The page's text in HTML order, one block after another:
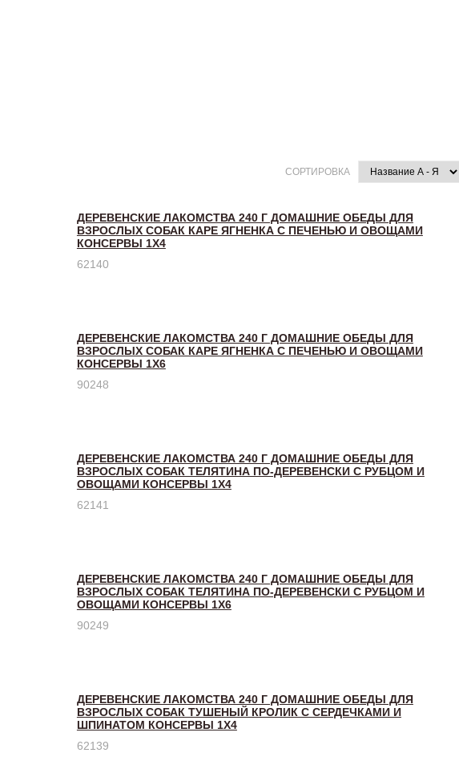
СОРТИРОВКА
ДЕРЕВЕНСКИЕ ЛАКОМСТВА 240 Г ДОМАШНИЕ ОБЕДЫ ДЛЯ
ВЗРОСЛЫХ СОБАК КАРЕ ЯГНЕНКА С ПЕЧЕНЬЮ И ОВОЩАМИ
КОНСЕРВЫ 1Х4
62140
ДЕРЕВЕНСКИЕ ЛАКОМСТВА 240 Г ДОМАШНИЕ ОБЕДЫ ДЛЯ
ВЗРОСЛЫХ СОБАК КАРЕ ЯГНЕНКА С ПЕЧЕНЬЮ И ОВОЩАМИ
КОНСЕРВЫ 1Х6
90248
ДЕРЕВЕНСКИЕ ЛАКОМСТВА 240 Г ДОМАШНИЕ ОБЕДЫ ДЛЯ
ВЗРОСЛЫХ СОБАК ТЕЛЯТИНА ПО-ДЕРЕВЕНСКИ С РУБЦОМ И
ОВОЩАМИ КОНСЕРВЫ 1Х4
62141
ДЕРЕВЕНСКИЕ ЛАКОМСТВА 240 Г ДОМАШНИЕ ОБЕДЫ ДЛЯ
ВЗРОСЛЫХ СОБАК ТЕЛЯТИНА ПО-ДЕРЕВЕНСКИ С РУБЦОМ И
ОВОЩАМИ КОНСЕРВЫ 1Х6
90249
ДЕРЕВЕНСКИЕ ЛАКОМСТВА 240 Г ДОМАШНИЕ ОБЕДЫ ДЛЯ
ВЗРОСЛЫХ СОБАК ТУШЕНЫЙ КРОЛИК С СЕРДЕЧКАМИ И
ШПИНАТОМ КОНСЕРВЫ 1Х4
62139